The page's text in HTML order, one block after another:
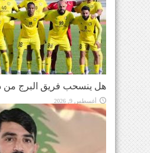
هل ينسحب فريق البرج من
أغسطس 9, 2026